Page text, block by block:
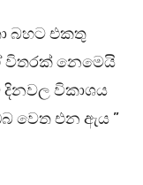
බහට එකතු
විතරක් නෙමෙයි
විකාශය
වෙත එන ඇය ”